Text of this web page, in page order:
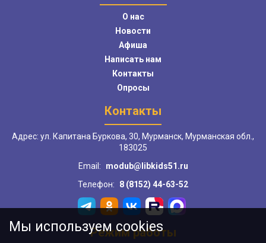
О нас
Новости
Афиша
Написать нам
Контакты
Опросы
Контакты
Адрес: ул. Капитана Буркова, 30, Мурманск, Мурманская обл.,
183025
Email:
modub@libkids51.ru
Телефон:
8 (8152) 44-63-52
Режим работы
Мы используем cookies